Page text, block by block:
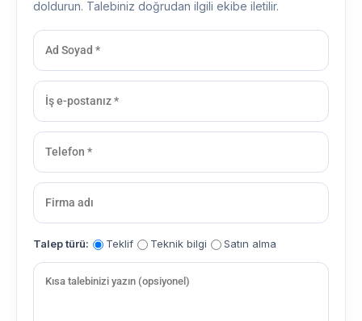
doldurun. Talebiniz doğrudan ilgili ekibe iletilir.
Talep türü: Teklif Teknik bilgi Satın alma